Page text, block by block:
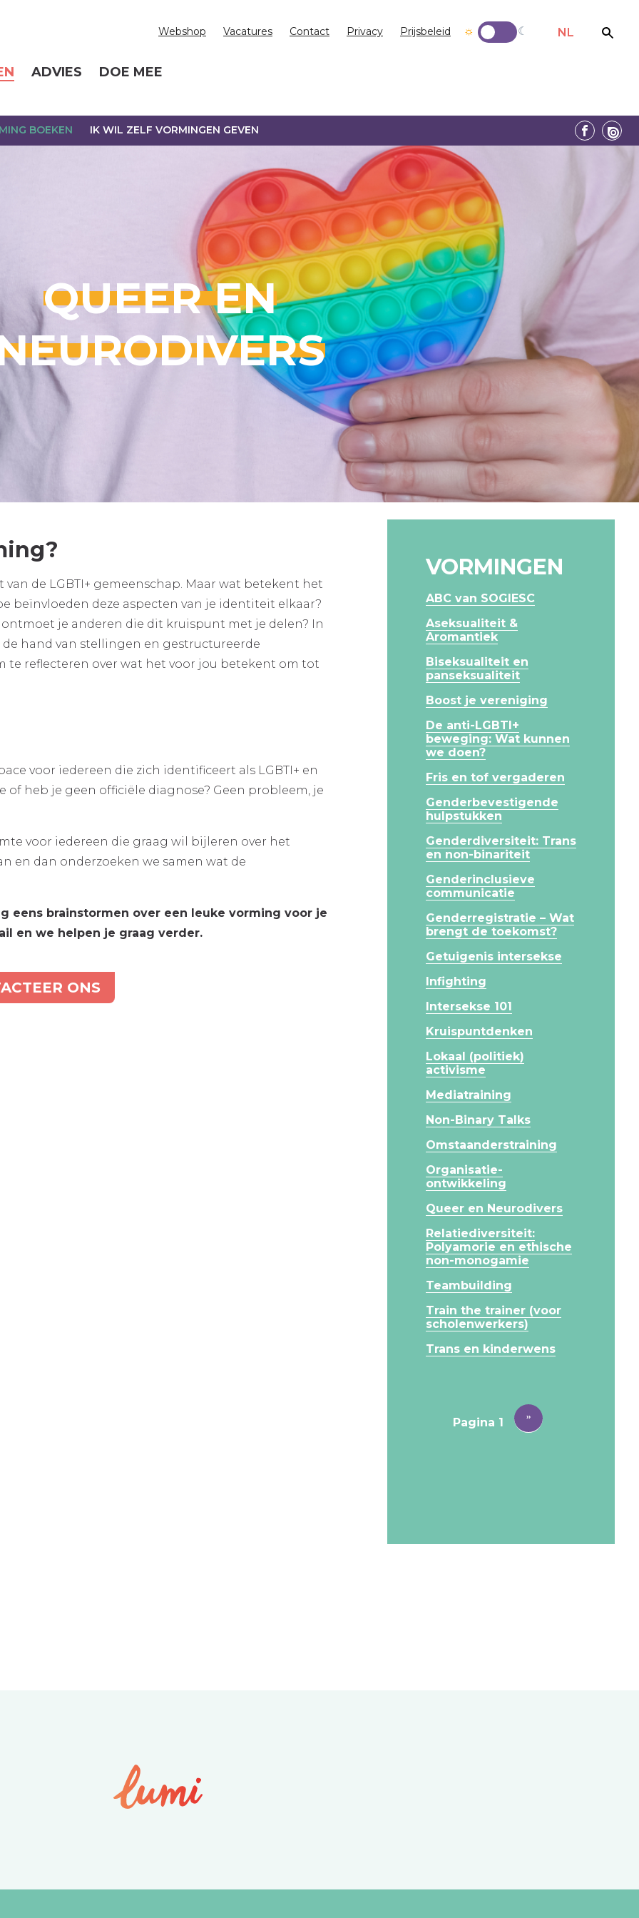
Webshop Vacatures Contact Privacy Prijsbeleid NL
ADVIES DOE MEE
BOEKEN IK WIL ZELF VORMINGEN GEVEN
QUEER EN
VORMINGEN
ABC van SOGIESC
Aseksualiteit &
Aromantiek
Biseksualiteit en
panseksualiteit
Boost je vereniging
De anti-LGBTI+
beweging: Wat kunnen
we doen?
Fris en tof vergaderen
Genderbevestigende
hulpstukken
Genderdiversiteit: Trans
en non-binariteit
Genderinclusieve
communicatie
Genderregistratie – Wat
brengt de toekomst?
Getuigenis intersekse
Infighting
Intersekse 101
Kruispuntdenken
Lokaal (politiek)
activisme
Mediatraining
Non-Binary Talks
Omstaanderstraining
Organisatie-
ontwikkeling
Queer en Neurodivers
Relatiediversiteit:
Polyamorie en ethische
non-monogamie
Teambuilding
Train the trainer (voor
scholenwerkers)
Trans en kinderwens
Pagina 1 Volgende
››
de LGBTI+ gemeenschap. Maar wat betekent het
beïnvloeden deze aspecten van je identiteit elkaar?
je anderen die dit kruispunt met je delen? In
hand van stellingen en gestructureerde
te reflecteren over wat het voor jou betekent om tot
voor iedereen die zich identificeert als LGBTI+ en
heb je geen officiële diagnose? Geen probleem, je
voor iedereen die graag wil bijleren over het
en dan onderzoeken we samen wat de
eens brainstormen over een leuke vorming voor je
en we helpen je graag verder.
ONS